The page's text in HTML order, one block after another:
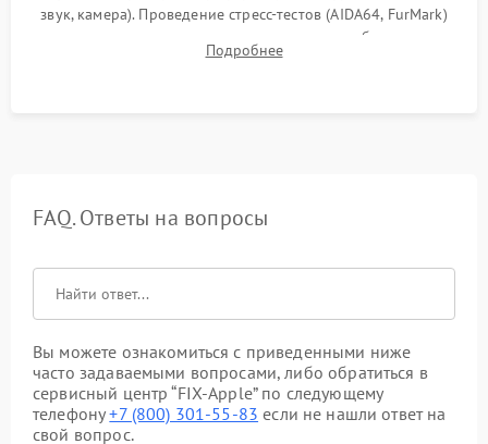
звук, камера). Проведение стресс-тестов (AIDA64, FurMark)
для контроля температурного режима и стабильности
системы под пиковой нагрузкой.
Подробнее
FAQ. Ответы на вопросы
Вы можете ознакомиться с приведенными ниже
часто задаваемыми вопросами, либо обратиться в
сервисный центр “FIX-Apple” по следующему
телефону+7 (800) 301-55-83 если не нашли ответ на
свой вопрос.